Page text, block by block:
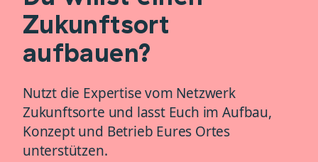
Zukunftsort
aufbauen?
Nutzt die Expertise vom Netzwerk
Zukunftsorte und lasst Euch im Aufbau,
Konzept und Betrieb Eures Ortes
unterstützen.